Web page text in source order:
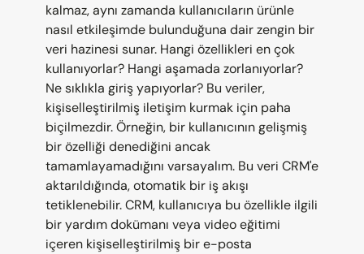
kalmaz, aynı zamanda kullanıcıların ürünle
nasıl etkileşimde bulunduğuna dair zengin bir
veri hazinesi sunar. Hangi özellikleri en çok
kullanıyorlar? Hangi aşamada zorlanıyorlar?
Ne sıklıkla giriş yapıyorlar? Bu veriler,
kişiselleştirilmiş iletişim kurmak için paha
biçilmezdir. Örneğin, bir kullanıcının gelişmiş
bir özelliği denediğini ancak
tamamlayamadığını varsayalım. Bu veri CRM'e
aktarıldığında, otomatik bir iş akışı
tetiklenebilir. CRM, kullanıcıya bu özellikle ilgili
bir yardım dokümanı veya video eğitimi
içeren kişiselleştirilmiş bir e-posta